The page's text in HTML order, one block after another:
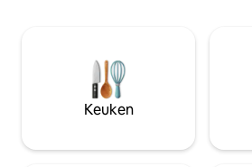
regendouche, keuken, barbecue, wifi,
werkruimte voor werken op afstand,
privéparkeergelegenheid en
Keuken